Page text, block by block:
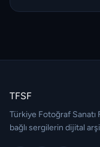
TFSF
Türkiye Fotoğraf
bağlı sergilerin dijital